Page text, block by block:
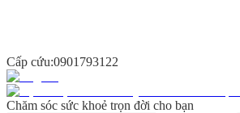
Cấp cứu:0901793122
Chăm sóc sức khoẻ trọn đời cho bạn